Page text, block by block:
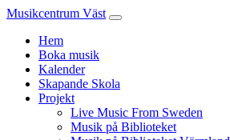
Musikcentrum Väst
Hem
Boka musik
Kalender
Skapande Skola
Projekt
Live Music From Sweden
Musik på Biblioteket